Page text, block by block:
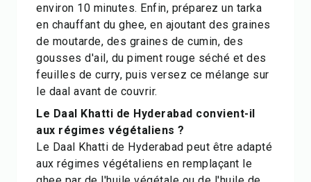
environ 10 minutes. Enfin, préparez un tarka
en chauffant du ghee, en ajoutant des graines
de moutarde, des graines de cumin, des
gousses d'ail, du piment rouge séché et des
feuilles de curry, puis versez ce mélange sur
le daal avant de couvrir.
Le Daal Khatti de Hyderabad convient-il
aux régimes végétaliens ?
Le Daal Khatti de Hyderabad peut être adapté
aux régimes végétaliens en remplaçant le